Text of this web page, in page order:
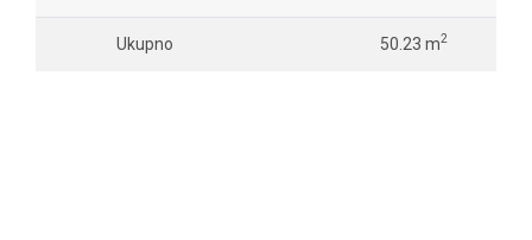
Ukupno 50.23 m2